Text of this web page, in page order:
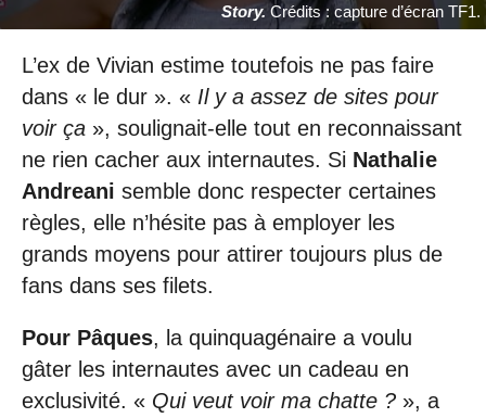
Story. Crédits : capture d’écran TF1.
L’ex de Vivian estime toutefois ne pas faire
dans « le dur ». « Il y a assez de sites pour
voir ça », soulignait-elle tout en reconnaissant
ne rien cacher aux internautes. Si Nathalie
Andreani semble donc respecter certaines
règles, elle n’hésite pas à employer les
grands moyens pour attirer toujours plus de
fans dans ses filets.
Pour Pâques, la quinquagénaire a voulu
gâter les internautes avec un cadeau en
exclusivité. « Qui veut voir ma chatte ? », a